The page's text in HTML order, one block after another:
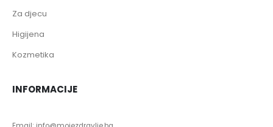
Za djecu
Higijena
Kozmetika
INFORMACIJE